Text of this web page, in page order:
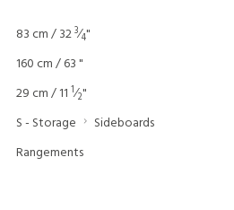
83 cm / 323⁄4"
160 cm / 63 "
29 cm / 11 1⁄2"
S - Storage
Sideboards
Rangements